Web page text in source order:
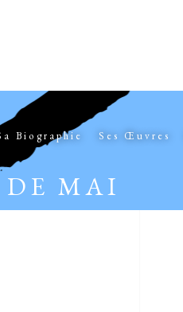
Biographie Ses Œuvres
MAI